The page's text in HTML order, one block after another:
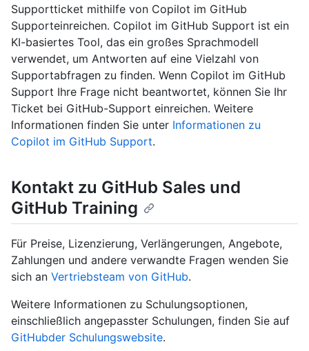
Supportticket mithilfe von Copilot im GitHub
Supporteinreichen. Copilot im GitHub Support ist ein
KI-basiertes Tool, das ein großes Sprachmodell
verwendet, um Antworten auf eine Vielzahl von
Supportabfragen zu finden. Wenn Copilot im GitHub
Support Ihre Frage nicht beantwortet, können Sie Ihr
Ticket bei GitHub-Support einreichen. Weitere
Informationen finden Sie unter Informationen zu
Copilot im GitHub Support.
Kontakt zu GitHub Sales und
GitHub Training
Für Preise, Lizenzierung, Verlängerungen, Angebote,
Zahlungen und andere verwandte Fragen wenden Sie
sich an Vertriebsteam von GitHub.
Weitere Informationen zu Schulungsoptionen,
einschließlich angepasster Schulungen, finden Sie auf
GitHubder Schulungswebsite.